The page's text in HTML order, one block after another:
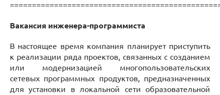
Вакансия инженера-программиста
В настоящее время компания планирует приступить
к реализации ряда проектов, связанных с созданием
или модернизацией многопользовательских
сетевых программных продуктов, предназначенных
для установки в локальной сети образовательной